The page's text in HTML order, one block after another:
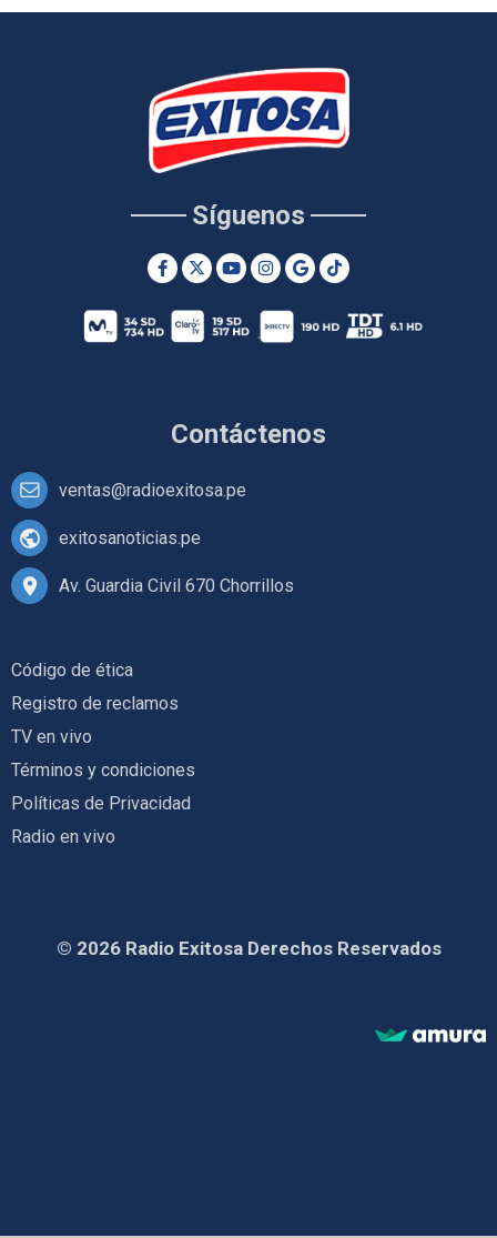
Contáctenos
ventas@radioexitosa.pe
exitosanoticias.pe
Av. Guardia Civil 670 Chorrillos
Síguenos
Código de ética
Registro de reclamos
TV en vivo
Términos y condiciones
Políticas de Privacidad
Radio en vivo
© 2026 Radio Exitosa Derechos Reservados